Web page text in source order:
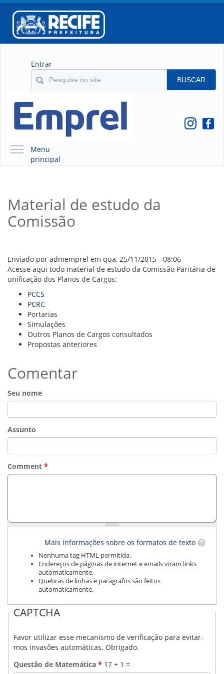
Entrar
BUSCAR
Menu
principal
QUEM SOMOS
O QUE É A EMPREL
HISTÓRICO
VÍDEOS
LOCALIZAÇÃO
GESTORES
GOVERNANÇA
NOTÍCIAS
COMPRAS
COMISSÕES
LICITAÇÕES
REGULAMENTO INTERNO DE LICITAÇÕES E
CONTRATO
GESTÃO DE PESSOAS
COLABORADORES
PLR
PARTICIPAÇÃO NOS LUCROS E RESULTADOS
CONSULTA QUESTIONAMENTO / ESCLARECIMENTO
AFASTAMENTOS DOS FUNCIONÁRIOS
CAPACITAÇÃO
EVENTOS DA EMPREL
PREVIDENCIÁRIO
PROGRAMA QUALIDADE DE VIDA
PROGRAMA DE ESTAGIÁRIO
SAÚDE DO TRABALHADOR
PGDE 2023
GESTÃO DA INFORMAÇÃO
BOLETIM INFORMATIVO
BPM-DAF
Material de estudo da
Comissão
Enviado por admemprel em qua, 25/11/2015 - 08:06
Acesse aqui todo material de estudo da Comissão Paritária de
unificação dos Planos de Cargos:
PCCS
PCRC
Portarias
Simulações
Outros Planos de Cargos consultados
Propostas anteriores
Comentar
Seu nome
Assunto
Comment *
Mais informações sobre os formatos de texto
Nenhuma tag HTML permitida.
Endereços de páginas de internet e emails viram links
automaticamente.
Quebras de linhas e parágrafos são feitos
automaticamente.
CAPTCHA
Favor utilizar esse mecanismo de verificação para evitar-
mos invasões automáticas. Obrigado.
Questão de Matemática * 17 + 1 =